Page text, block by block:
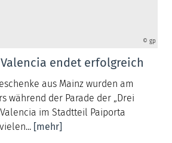
© gp
endet erfolgreich
aus Mainz wurden am
während der Parade der „Drei
im Stadtteil Paiporta
[mehr]